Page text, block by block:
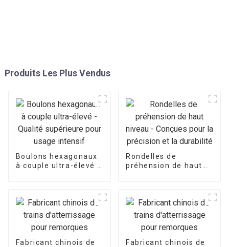
Produits Les Plus Vendus
Boulons hexagonaux
à couple ultra-élevé -
Rondelles de
préhension de haut
Fabricant chinois de Fabricant chinois de